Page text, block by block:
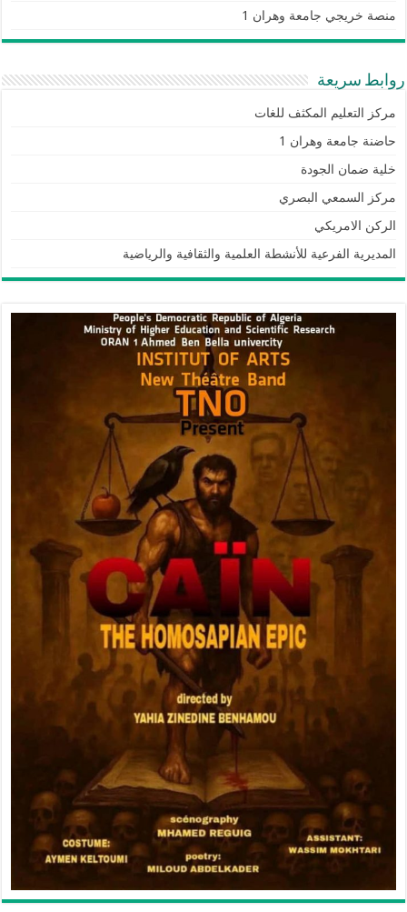
منصة خريجي جامعة وهران 1
روابط سريعة
مركز التعليم المكثف للغات
حاضنة جامعة وهران 1
خلية ضمان الجودة
مركز السمعي البصري
الركن الامريكي
المديرية الفرعية للأنشطة العلمية والثقافية والرياضية